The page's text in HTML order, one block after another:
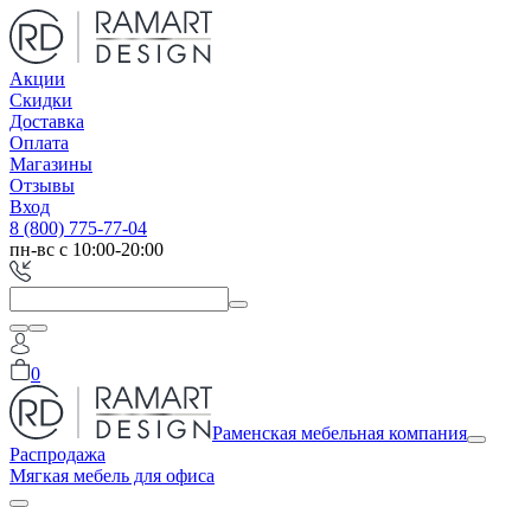
Акции
Скидки
Доставка
Оплата
Магазины
Отзывы
Вход
8 (800) 775-77-04
пн-вс с 10:00-20:00
0
Раменская мебельная компания
Распродажа
Мягкая мебель для офиса